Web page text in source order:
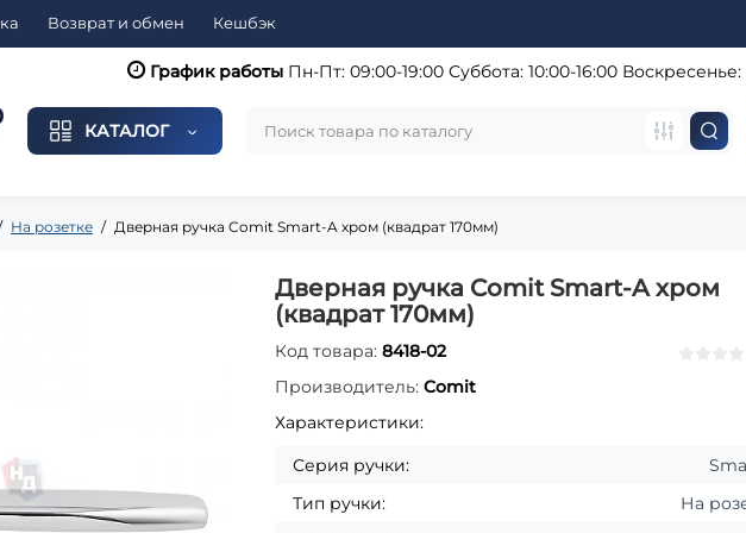
Возврат и обмен Кешбэк
КАТАЛОГ
График работыПн-Пт: 09:00-19:00Суббота: 10:00-16:00Воскресенье:
На розетке Дверная ручка Comit Smart-A хром (квадрат 170мм)
Дверная ручка Comit Smart-A хром
(квадрат 170мм)
Код товара:8418-02
Производитель:Comit
Характеристики:
Серия ручки:
Тип ручки:
На